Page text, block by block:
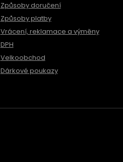
Způsoby doručení
Způsoby platby
Vrácení, reklamace a výměny
DPH
Velkoobchod
Dárkové poukazy